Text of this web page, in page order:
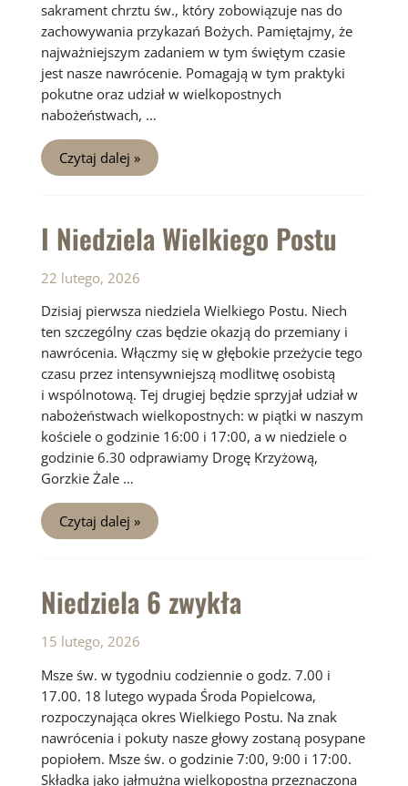
sakrament chrztu św., który zobowiązuje nas do
zachowywania przykazań Bożych. Pamiętajmy, że
najważniejszym zadaniem w tym świętym czasie
jest nasze nawrócenie. Pomagają w tym praktyki
pokutne oraz udział w wielkopostnych
nabożeństwach, …
II
Niedziela
Wielkiego
Czytaj dalej »
I Niedziela Wielkiego Postu
22 lutego, 2026
Dzisiaj pierwsza niedziela Wielkiego Postu. Niech
ten szczególny czas będzie okazją do przemiany i
nawrócenia. Włączmy się w głębokie przeżycie tego
czasu przez intensywniejszą modlitwę osobistą
i wspólnotową. Tej drugiej będzie sprzyjał udział w
nabożeństwach wielkopostnych: w piątki w naszym
kościele o godzinie 16:00 i 17:00, a w niedziele o
godzinie 6.30 odprawiamy Drogę Krzyżową,
Gorzkie Żale …
I
Niedziela
Wielkiego
Czytaj dalej »
Niedziela 6 zwykła
15 lutego, 2026
Msze św. w tygodniu codziennie o godz. 7.00 i
17.00. 18 lutego wypada Środa Popielcowa,
rozpoczynająca okres Wielkiego Postu. Na znak
nawrócenia i pokuty nasze głowy zostaną posypane
popiołem. Msze św. o godzinie 7:00, 9:00 i 17:00.
Składka jako jałmużna wielkopostna przeznaczona